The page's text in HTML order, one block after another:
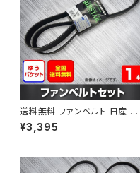
送料無料 ファンベルト 日産 エ
クストレイル 型式DNT31 H20.
09～H24.03 （国内トップメー
¥3,395